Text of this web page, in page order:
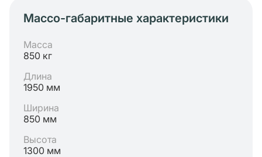
Массо-габаритные характеристики
Масса
850 кг
Длина
1950 мм
Ширина
850 мм
Высота
1300 мм